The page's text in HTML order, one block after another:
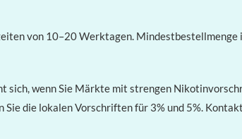
von 10–20 Werktagen.
sich, wenn Sie Märkte mit strengen
die lokalen Vorschriften für 3% und 5%.